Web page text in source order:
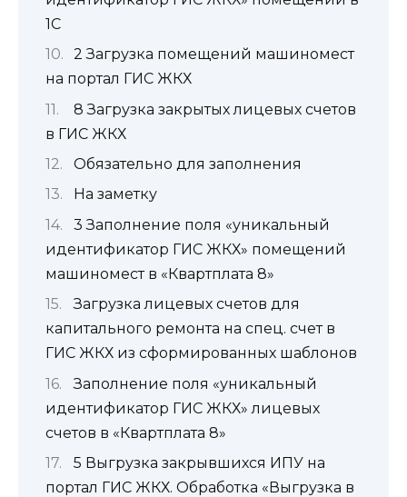
1С
2 Загрузка помещений машиномест
на портал ГИС ЖКХ
8 Загрузка закрытых лицевых счетов
в ГИС ЖКХ
Обязательно для заполнения
На заметку
3 Заполнение поля «уникальный
идентификатор ГИС ЖКХ» помещений
машиномест в «Квартплата 8»
Загрузка лицевых счетов для
капитального ремонта на спец. счет в
ГИС ЖКХ из сформированных шаблонов
Заполнение поля «уникальный
идентификатор ГИС ЖКХ» лицевых
счетов в «Квартплата 8»
5 Выгрузка закрывшихся ИПУ на
портал ГИС ЖКХ. Обработка «Выгрузка в